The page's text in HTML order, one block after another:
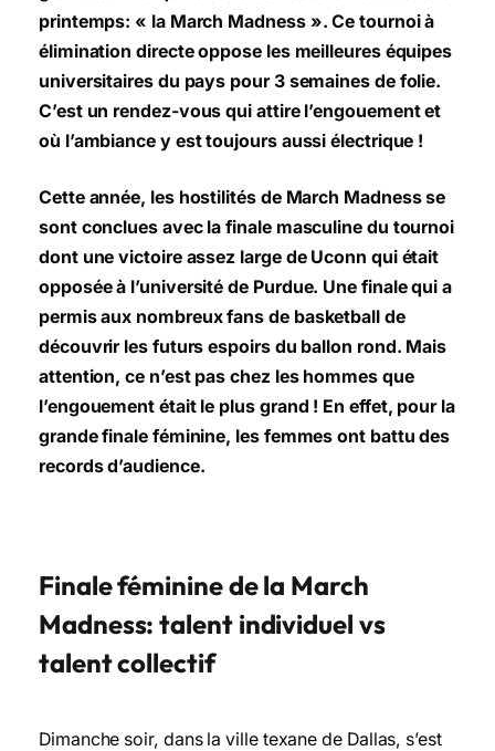
printemps: « la March Madness ». Ce tournoi à
élimination directe oppose les meilleures équipes
universitaires du pays pour 3 semaines de folie.
C’est un rendez-vous qui attire l’engouement et
où l’ambiance y est toujours aussi électrique !
Cette année, les hostilités de March Madness se
sont conclues avec la finale masculine du tournoi
dont une victoire assez large de Uconn qui était
opposée à l’université de Purdue. Une finale qui a
permis aux nombreux fans de basketball de
découvrir les futurs espoirs du ballon rond. Mais
attention, ce n’est pas chez les hommes que
l’engouement était le plus grand ! En effet, pour la
grande finale féminine, les femmes ont battu des
records d’audience.
Finale féminine de la March
Madness: talent individuel vs
talent collectif
Dimanche soir, dans la ville texane de Dallas, s’est